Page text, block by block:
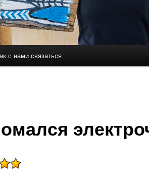
содержимому
с нами связаться